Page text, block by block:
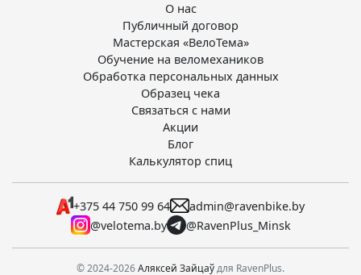
О нас
Публичный договор
Мастерская «ВелоТема»
Обучение на веломехаников
Обработка персональных данных
Образец чека
Связаться с нами
Акции
Блог
Калькулятор спиц
+375 44 750 99 64
admin@ravenbike.by
@velotema.by
@RavenPlus_Minsk
© 2024-2026Аляксей Зайцаўдля RavenPlus.